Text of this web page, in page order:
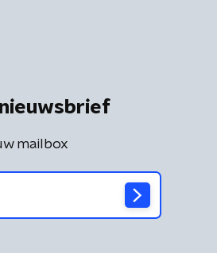
mailbox